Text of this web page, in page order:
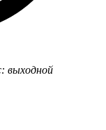
выходной